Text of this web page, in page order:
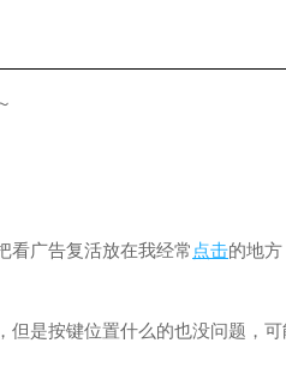
看广告复活放在我经常 点击的地方
是按键位置什么的也没问题，可